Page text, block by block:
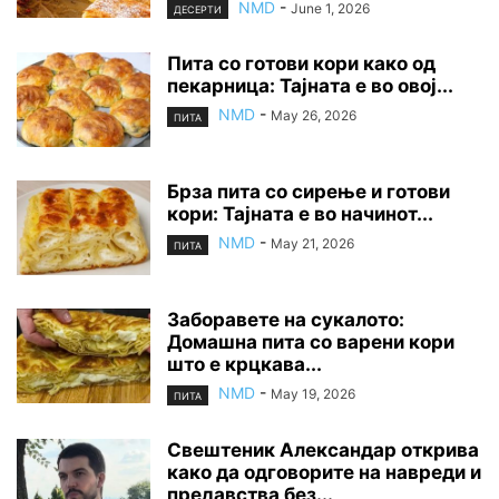
ДЕСЕРТИ NMD - June 1, 2026
Пита со готови кори како од
пекарница: Тајната е во овој...
ПИТА NMD - May 26, 2026
Брза пита со сирење и готови
кори: Тајната е во начинот...
ПИТА NMD - May 21, 2026
Заборавете на сyкалото:
Домашна пита со варени кори
што е крцкава...
ПИТА NMD - May 19, 2026
Свештеник Александар открива
како да одговорите на навреди и
предавства без...